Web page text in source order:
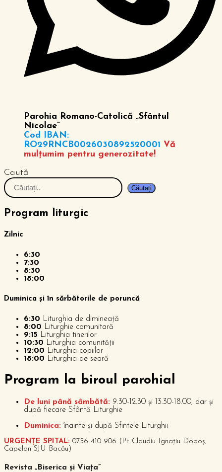
Parohia Romano-Catolică „Sfântul
Nicolae”
Cod IBAN:
RO29RNCB0026030892520001 Vă
mulțumim pentru generozitate!
Caută
Căutați
Program liturgic
Zilnic
6:30
7:30
8:30
18:00
Duminica și în sărbătorile de poruncă
6:30 Liturghia de dimineață
8:00 Liturghie comunitară
9:15 Liturghia tinerilor
10:30 Liturghia comunității
12:00 Liturghia copiilor
18:00 Liturghia de seară
Program la biroul parohial
De luni până sâmbătă: 9.30-12.30 și 13.30-18.00, dar și
după fiecare Sfântă Liturghie
Duminica: înainte și după Sfintele Liturghii
URGENȚE SPITAL: 0756 410 906 (Pr. Claudiu Ignațiu Doboș,
Capelan SJU Bacău)
Revista „Biserica și Viața”